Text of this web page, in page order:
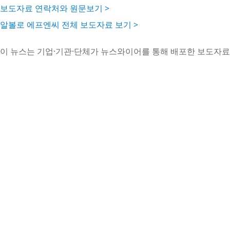
보도자료 연락처와 원문보기 >
알볼로 에프엔씨 전체 보도자료 보기 >
이 뉴스는 기업·기관·단체가 뉴스와이어를 통해 배포한 보도자